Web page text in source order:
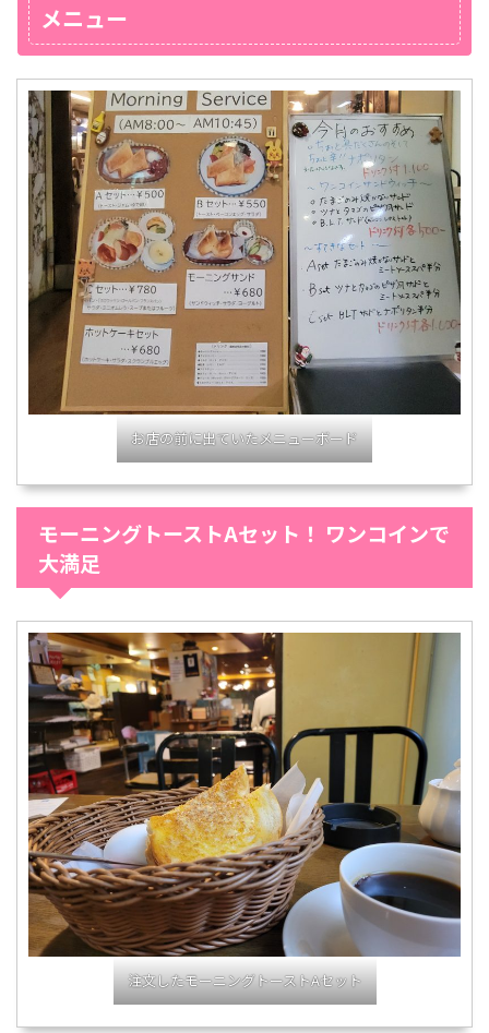
メニュー
お店の前に出ていたメニューボード
モーニングトーストAセット！ ワンコインで
大満足
注文したモーニングトーストAセット